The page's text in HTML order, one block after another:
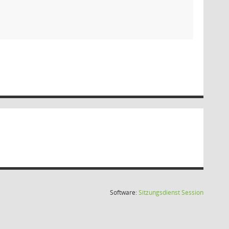
Software:SitzungsdienstSession(Wird in